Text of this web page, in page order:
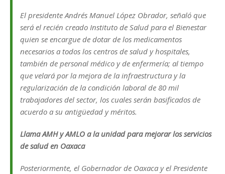
El presidente Andrés Manuel López Obrador, señaló que
será el recién creado Instituto de Salud para el Bienestar
quien se encargue de dotar de los medicamentos
necesarios a todos los centros de salud y hospitales,
también de personal médico y de enfermería; al tiempo
que velará por la mejora de la infraestructura y la
regularización de la condición laboral de 80 mil
trabajadores del sector, los cuales serán basificados de
acuerdo a su antigüedad y méritos.
Llama AMH y AMLO a la unidad para mejorar los servicios
de salud en Oaxaca
Posteriormente, el Gobernador de Oaxaca y el Presidente